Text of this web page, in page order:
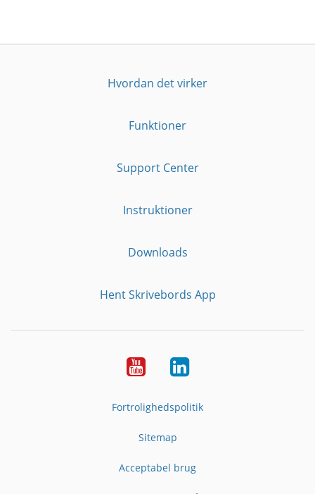
Hvordan det virker
Funktioner
Support Center
Instruktioner
Downloads
Hent Skrivebords App
YouTubeLinkedIn
Fortrolighedspolitik
Sitemap
Acceptabel brug